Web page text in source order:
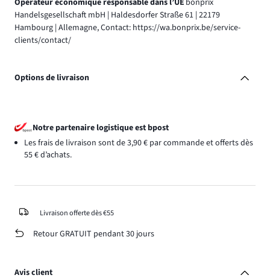
Opérateur économique responsable dans l’UE bonprix
Handelsgesellschaft mbH | Haldesdorfer Straße 61 | 22179
Hambourg | Allemagne, Contact: https://wa.bonprix.be/service-
clients/contact/
Options de livraison
Notre partenaire logistique est bpost
Les frais de livraison sont de 3,90 € par commande et offerts dès
55 € d’achats.
Livraison offerte dès €55
Retour GRATUIT pendant 30 jours
Avis client